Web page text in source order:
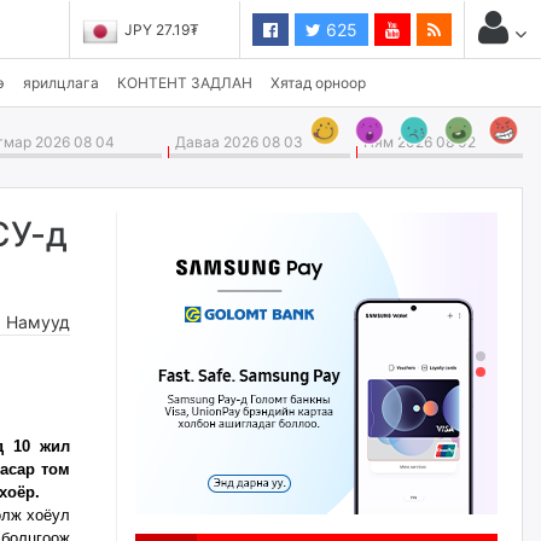
JPY 27.19₮ 625
ярилцлага КОНТЕНТ ЗАДЛАН Хятад орноор
2026 08 04 Даваа 2026 08 03 Ням 2026 08 02
д
Намууд
10 жил
том
хоёул